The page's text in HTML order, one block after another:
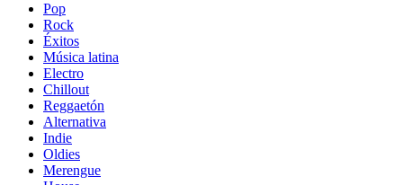
Pop
Rock
Éxitos
Música latina
Electro
Chillout
Reggaetón
Alternativa
Indie
Oldies
Merengue